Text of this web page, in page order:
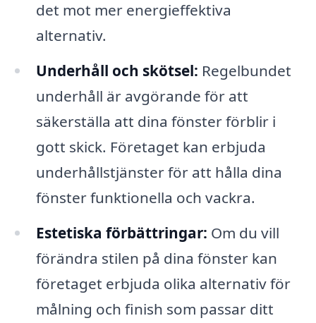
det mot mer energieffektiva
alternativ.
Underhåll och skötsel: Regelbundet
underhåll är avgörande för att
säkerställa att dina fönster förblir i
gott skick. Företaget kan erbjuda
underhållstjänster för att hålla dina
fönster funktionella och vackra.
Estetiska förbättringar: Om du vill
förändra stilen på dina fönster kan
företaget erbjuda olika alternativ för
målning och finish som passar ditt